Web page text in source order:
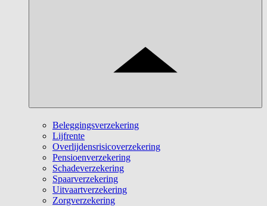
Beleggingsverzekering
Lijfrente
Overlijdensrisicoverzekering
Pensioenverzekering
Schadeverzekering
Spaarverzekering
Uitvaartverzekering
Zorgverzekering